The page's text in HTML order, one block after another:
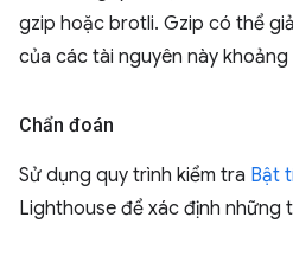
gzip hoặc brotli. Gzip có thể
của các tài nguyên này khoảng
Chẩn đoán
Sử dụng quy trình kiểm tra Bật
Lighthouse để xác định những